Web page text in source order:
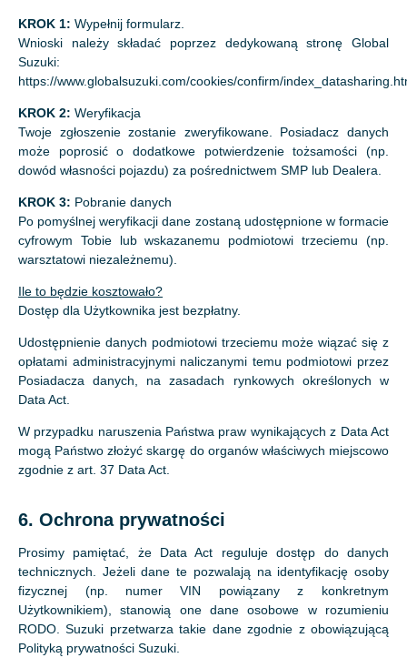
KROK 1: Wypełnij formularz.
Wnioski należy składać poprzez dedykowaną stronę Global
Suzuki:
https://www.globalsuzuki.com/cookies/confirm/
KROK 2: Weryfikacja
Twoje zgłoszenie zostanie zweryfikowane. Posiadacz danych
może poprosić o dodatkowe potwierdzenie tożsamości (np.
dowód własności pojazdu) za pośrednictwem SMP lub Dealera.
KROK 3: Pobranie danych
Po pomyślnej weryfikacji dane zostaną udostępnione w formacie
cyfrowym Tobie lub wskazanemu podmiotowi trzeciemu (np.
warsztatowi niezależnemu).
Ile to będzie kosztowało?
Dostęp dla Użytkownika jest bezpłatny.
Udostępnienie danych podmiotowi trzeciemu może wiązać się z
opłatami administracyjnymi naliczanymi temu podmiotowi przez
Posiadacza danych, na zasadach rynkowych określonych w
Data Act.
W przypadku naruszenia Państwa praw wynikających z Data Act
mogą Państwo złożyć skargę do organów właściwych miejscowo
zgodnie z art. 37 Data Act.
6. Ochrona prywatności
Prosimy pamiętać, że Data Act reguluje dostęp do danych
technicznych. Jeżeli dane te pozwalają na identyfikację osoby
fizycznej (np. numer VIN powiązany z konkretnym
Użytkownikiem), stanowią one dane osobowe w rozumieniu
RODO. Suzuki przetwarza takie dane zgodnie z obowiązującą
Polityką prywatności Suzuki.